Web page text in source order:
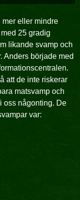
mer eller mindre
25 gradig
likande svamp och
Anders började med
att de inte riskerar
matsvamp och
oss någonting. De
var: